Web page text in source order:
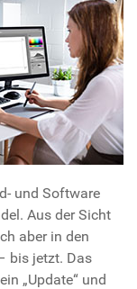
und Software
Aus der Sicht
aber in den
bis jetzt. Das
„Update“ und